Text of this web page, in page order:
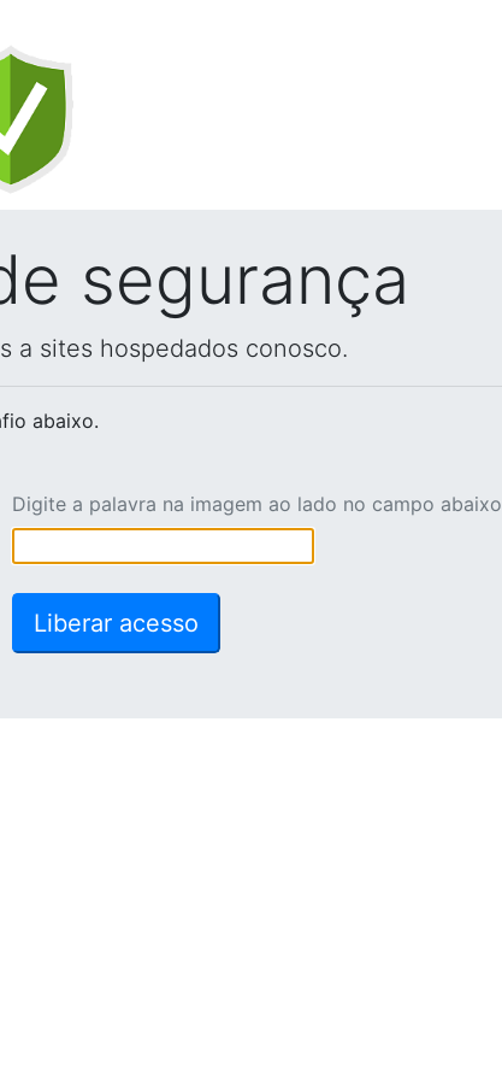
segurança
a sites hospedados conosco.
abaixo.
Digite a palavra na imagem ao lado no campo abaixo